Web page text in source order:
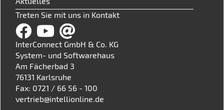
Treten Sie mit uns in Kontakt
InterConnect GmbH & Co. KG
System- und Softwarehaus
Am Fächerbad 3
76131 Karlsruhe
Fax: 0721 / 66 56 - 100
vertrieb@intellionline.de